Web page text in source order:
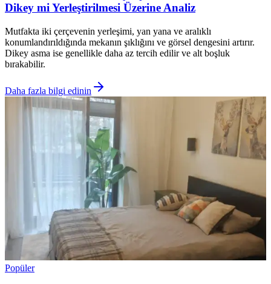
Dikey mi Yerleştirilmesi Üzerine Analiz
Mutfakta iki çerçevenin yerleşimi, yan yana ve aralıklı
konumlandırıldığında mekanın şıklığını ve görsel dengesini artırır.
Dikey asma ise genellikle daha az tercih edilir ve alt boşluk
bırakabilir.
Daha fazla bilgi edinin
Popüler